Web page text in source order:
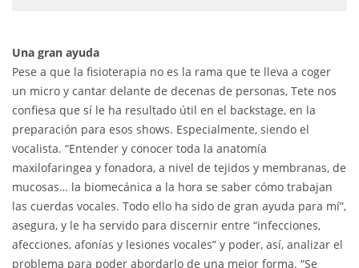
Una gran ayuda
Pese a que la fisioterapia no es la rama que te lleva a coger
un micro y cantar delante de decenas de personas, Tete nos
confiesa que sí le ha resultado útil en el backstage, en la
preparación para esos shows. Especialmente, siendo el
vocalista. “Entender y conocer toda la anatomía
maxilofaringea y fonadora, a nivel de tejidos y membranas, de
mucosas… la biomecánica a la hora se saber cómo trabajan
las cuerdas vocales. Todo ello ha sido de gran ayuda para mí”,
asegura, y le ha servido para discernir entre “infecciones,
afecciones, afonías y lesiones vocales” y poder, así, analizar el
problema para poder abordarlo de una mejor forma. “Se